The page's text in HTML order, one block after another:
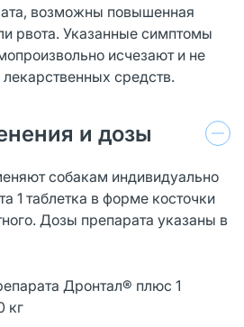
возможны повышенная
рвота. Указанные симптомы
исчезают и не
средств.
и дозы
собакам индивидуально
1 таблетка в форме косточки
Дозы препарата указаны в
Дронтал® плюс 1
кг